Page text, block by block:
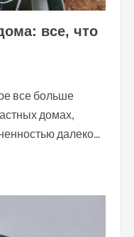
все, что
все больше
домах,
далеко...